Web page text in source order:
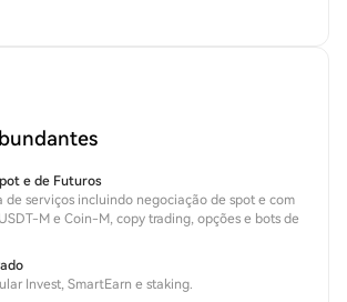
e de Futuros
de serviços incluindo negociação de spot e com
M e Coin-M, copy trading, opções e bots de
Invest, SmartEarn e staking.